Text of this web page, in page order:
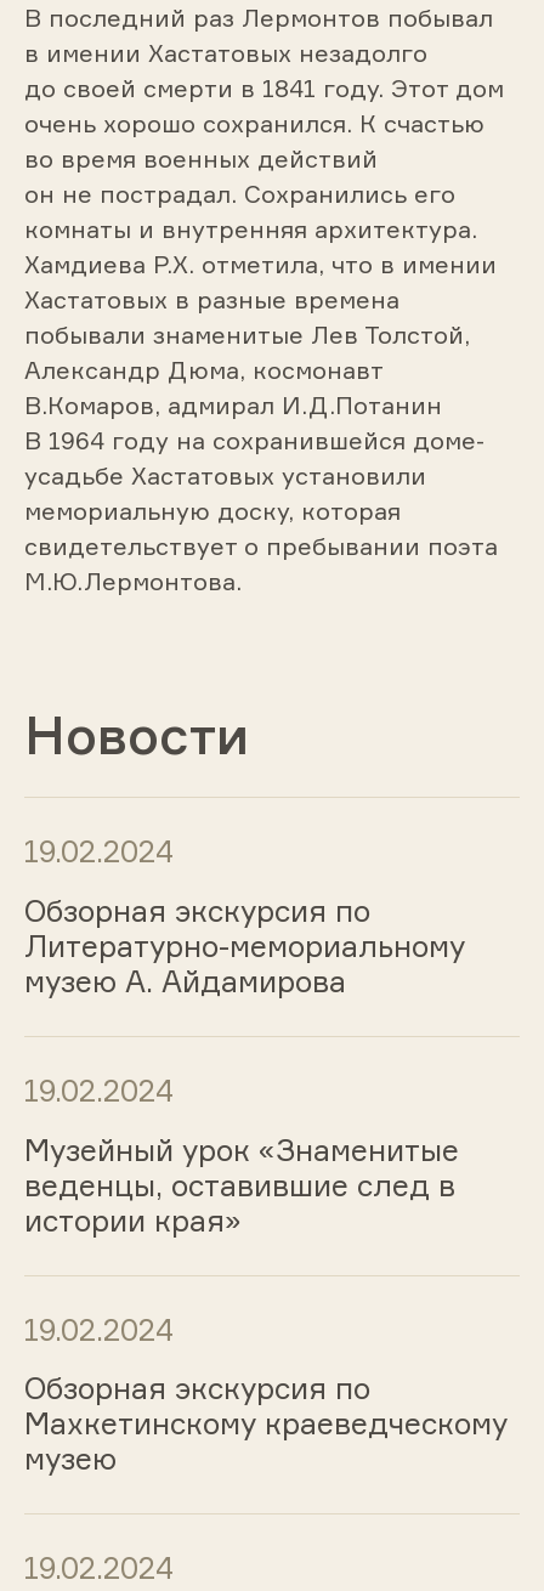
В последний раз Лермонтов побывал
в имении Хастатовых незадолго
до своей смерти в 1841 году. Этот дом
очень хорошо сохранился. К счастью
во время военных действий
он не пострадал. Сохранились его
комнаты и внутренняя архитектура.
Хамдиева Р.Х. отметила, что в имении
Хастатовых в разные времена
побывали знаменитые Лев Толстой,
Александр Дюма, космонавт
В.Комаров, адмирал И.Д.Потанин
В 1964 году на сохранившейся доме-
усадьбе Хастатовых установили
мемориальную доску, которая
свидетельствует о пребывании поэта
М.Ю.Лермонтова.
Новости
19.02.2024
Обзорная экскурсия по
Литературно-мемориальному
музею А. Айдамирова
19.02.2024
Музейный урок «Знаменитые
веденцы, оставившие след в
истории края»
19.02.2024
Обзорная экскурсия по
Махкетинскому краеведческому
музею
19.02.2024